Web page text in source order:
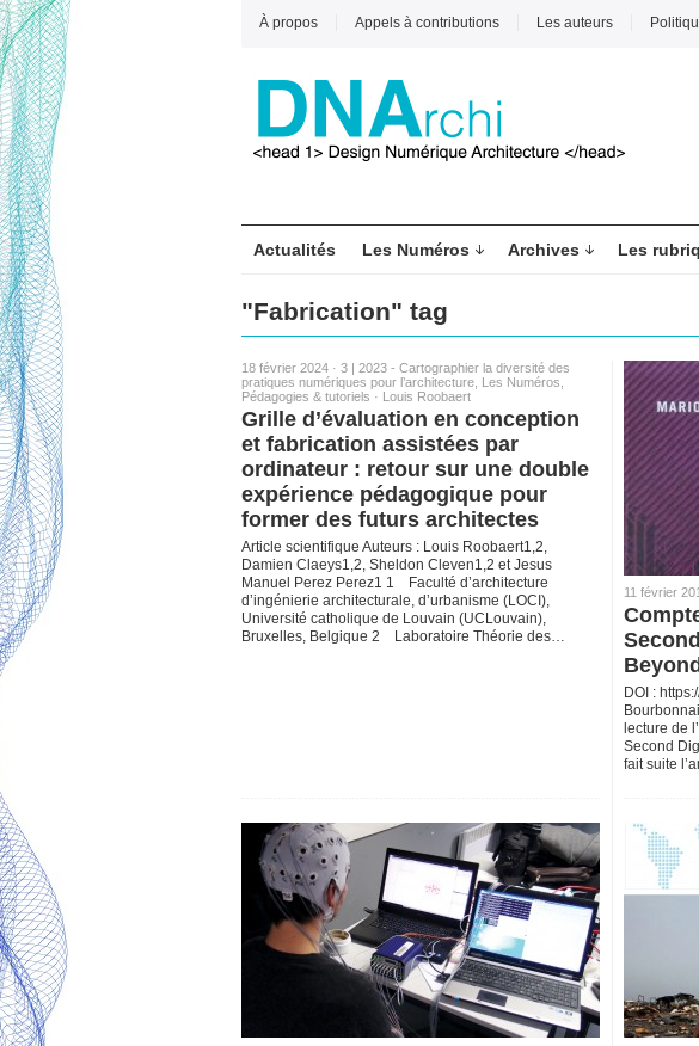
À propos Appels à contributions Les auteurs
Actualités Les Numéros Archives Les
"Fabrication" tag
18 février 2024 · 3 | 2023 - Cartographier la diversité des
pratiques numériques pour l’architecture Les Numéros
Pédagogies & tutoriels · Louis Roobaert
Grille d’évaluation en conception
et fabrication assistées par
ordinateur : retour sur une double
expérience pédagogique pour
former des futurs architectes
Article scientifique Auteurs : Louis Roobaert1,2,
Damien Claeys1,2, Sheldon Cleven1,2 et Jesus
Manuel Perez Perez1 1 Faculté d’architecture
d’ingénierie architecturale, d’urbanisme (LOCI),
Université catholique de Louvain (UCLouvain),
Bruxelles, Belgique 2 Laboratoire Théorie des…
11 février
DOI :
lecture de
Second
fait suite